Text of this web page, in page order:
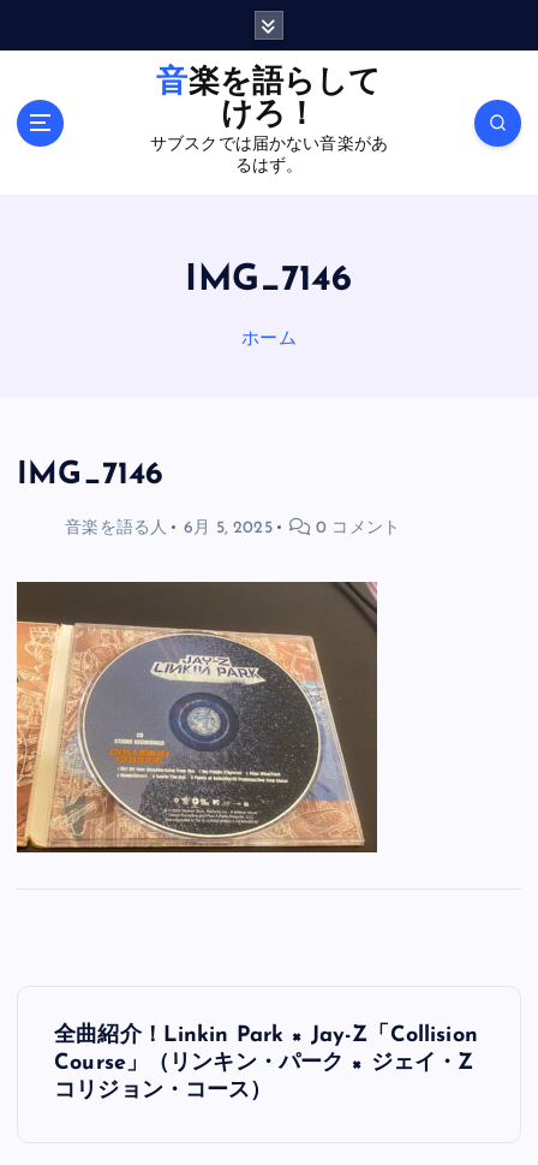
音楽を語らして
けろ！
サブスクでは届かない音楽があ
るはず。
IMG_7146
ホーム
IMG_7146
音楽を語る人 6月 5, 2025 0 コメント
投
稿
全曲紹介！Linkin Park × Jay-Z「Collision
Course」（リンキン・パーク × ジェイ・Z
コリジョン・コース）